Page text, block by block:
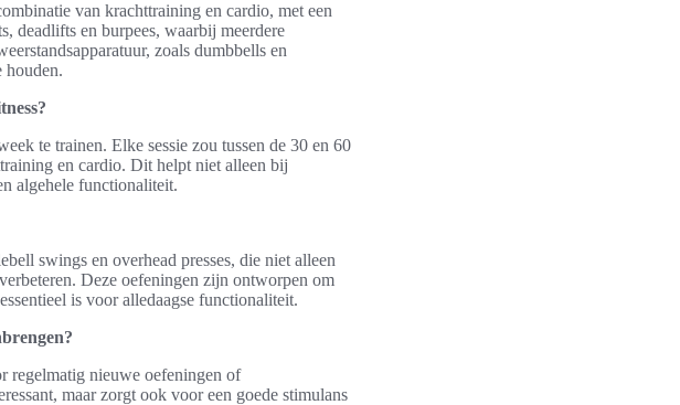
van krachttraining en cardio, met een
deadlifts en burpees, waarbij meerdere
zoals dumbbells en
houden.
te trainen. Elke sessie zou tussen de 30 en 60
en cardio. Dit helpt niet alleen bij
algehele functionaliteit.
swings en overhead presses, die niet alleen
Deze oefeningen zijn ontworpen om
is voor alledaagse functionaliteit.
regelmatig nieuwe oefeningen of
maar zorgt ook voor een goede stimulans